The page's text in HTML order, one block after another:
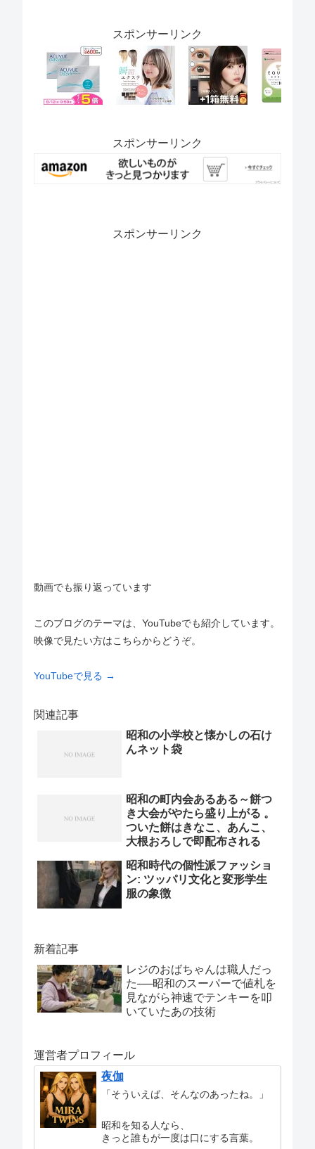
スポンサーリンク
スポンサーリンク
スポンサーリンク
動画でも振り返っています
このブログのテーマは、YouTubeでも紹介しています。
映像で見たい方はこちらからどうぞ。
YouTubeで見る →
関連記事
昭和の小学校と懐かしの石け
んネット袋
昭和の町内会あるある～餅つ
き大会がやたら盛り上がる 。
ついた餅はきなこ、あんこ、
大根おろしで即配布される
昭和時代の個性派ファッショ
ン: ツッパリ文化と変形学生
服の象徴
新着記事
レジのおばちゃんは職人だっ
た──昭和のスーパーで値札を
見ながら神速でテンキーを叩
いていたあの技術
運営者プロフィール
夜伽
「そういえば、そんなのあったね。」
昭和を知る人なら、
きっと誰もが一度は口にする言葉。